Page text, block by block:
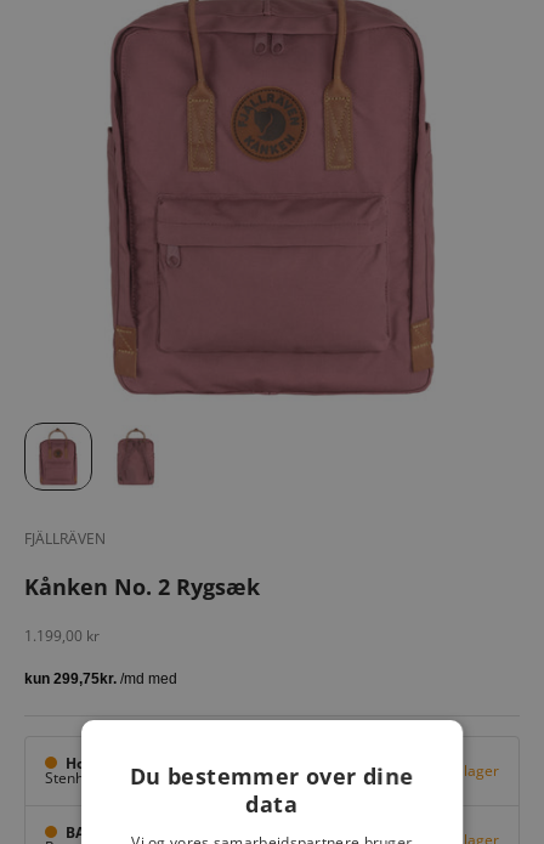
FJÄLLRÄVEN
Kånken No. 2 Rygsæk
Salgspris
1.199,00 kr
Hovedlager
Stenhuggervej 10, Odense M Få på lager
BAGGI Tarup Center Få på lager
Du bestemmer over dine
data